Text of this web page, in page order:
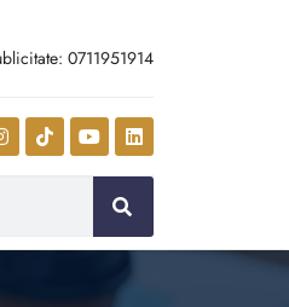
0711951914